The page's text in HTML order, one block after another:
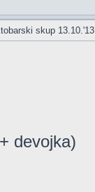
skup
devojka)